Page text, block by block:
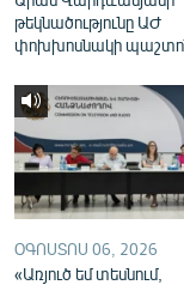
«Ազատության»
թեկնածությունը ԱԺ
փոխխոսնակի
ՕԳՈՍՏՈՍ 06, 2026
«Առյուծ եմ տեսնում,